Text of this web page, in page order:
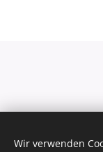
Wir verwenden